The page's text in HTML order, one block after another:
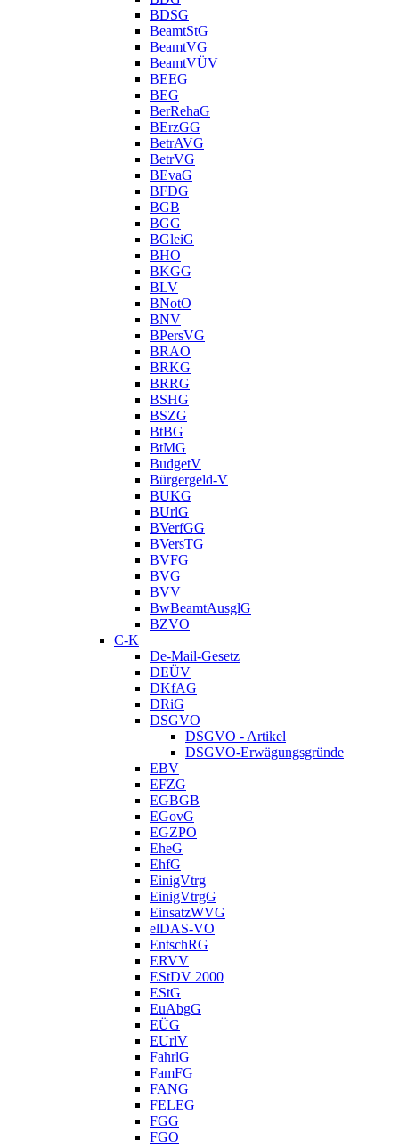
BDSG
BeamtStG
BeamtVG
BeamtVÜV
BEEG
BEG
BerRehaG
BErzGG
BetrAVG
BetrVG
BEvaG
BFDG
BGB
BGG
BGleiG
BHO
BKGG
BLV
BNotO
BNV
BPersVG
BRAO
BRKG
BRRG
BSHG
BSZG
BtBG
BtMG
BudgetV
Bürgergeld-V
BUKG
BUrlG
BVerfGG
BVersTG
BVFG
BVG
BVV
BwBeamtAusglG
BZVO
C-K
De-Mail-Gesetz
DEÜV
DKfAG
DRiG
DSGVO
DSGVO - Artikel
DSGVO-Erwägungsgründe
EBV
EFZG
EGBGB
EGovG
EGZPO
EheG
EhfG
EinigVtrg
EinigVtrgG
EinsatzWVG
elDAS-VO
EntschRG
ERVV
EStDV 2000
EStG
EuAbgG
EÜG
EUrlV
FahrlG
FamFG
FANG
FELEG
FGG
FGO